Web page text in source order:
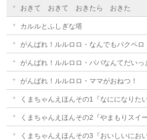
おきて おきて おきたら おきた
カルルとふしぎな塔
がんばれ！ルルロロ・なんでもパクペロ
がんばれ！ルルロロ・パパなんてだいっ
がんばれ！ルルロロ・ママがおねつ！
くまちゃんえほんその1『なにになりたい
くまちゃんえほんその2『やまもりスイ
くまちゃんえほんその3『おいしいにおい